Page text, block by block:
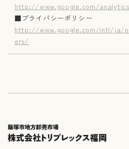
http://www.google.com/
■プライバシーポリシー
http://www.google.com/intl/ja/
ers/